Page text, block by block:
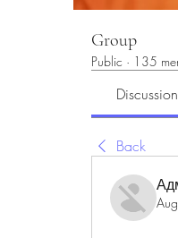
Group
Public · 135
Discussion
Back